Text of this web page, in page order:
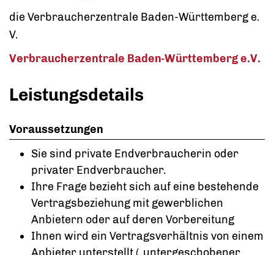
die Verbraucherzentrale Baden-Württemberg e.
V.
Verbraucherzentrale Baden-Württemberg e.V.
Leistungsdetails
Voraussetzungen
Sie sind private Endverbraucherin oder
privater Endverbraucher.
Ihre Frage bezieht sich auf eine bestehende
Vertragsbeziehung mit gewerblichen
Anbietern oder auf deren Vorbereitung
Ihnen wird ein Vertragsverhältnis von einem